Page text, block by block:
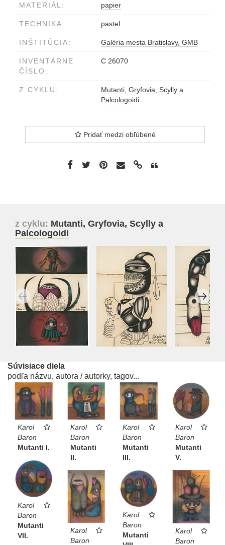
MATERIÁL: papier
TECHNIKA: pastel
INŠTITÚCIA: Galéria mesta Bratislavy, GMB
INVENTÁRNE
ČÍSLO:
C 26070
Z CYKLU:
Mutanti, Gryfovia, Scylly a
Palcologoidi
Pridať medzi obľúbené
z cyklu: Mutanti, Gryfovia, Scylly a
Palcologoidi
Súvisiace diela
podľa názvu, autora / autorky, tagov...
Karol
Baron
Mutanti I.
Karol
Baron
Mutanti
II.
Karol
Baron
Mutanti
III.
Karol
Baron
Mutanti
V.
Karol
Baron
Mutanti
VII.
Karol
Baron
Mutanti
Karol
Baron
Karol
Baron